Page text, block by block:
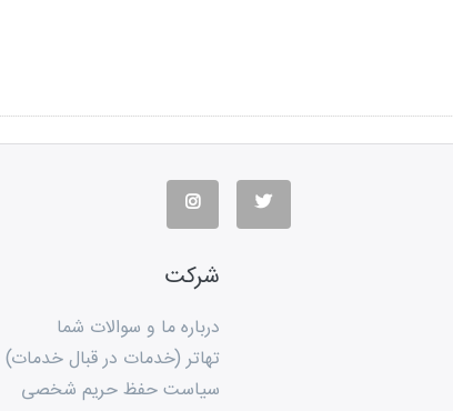
شرکت
درباره ما و سوالات شما
تهاتر (خدمات در قبال خدمات)
سیاست حفظ حریم شخصی